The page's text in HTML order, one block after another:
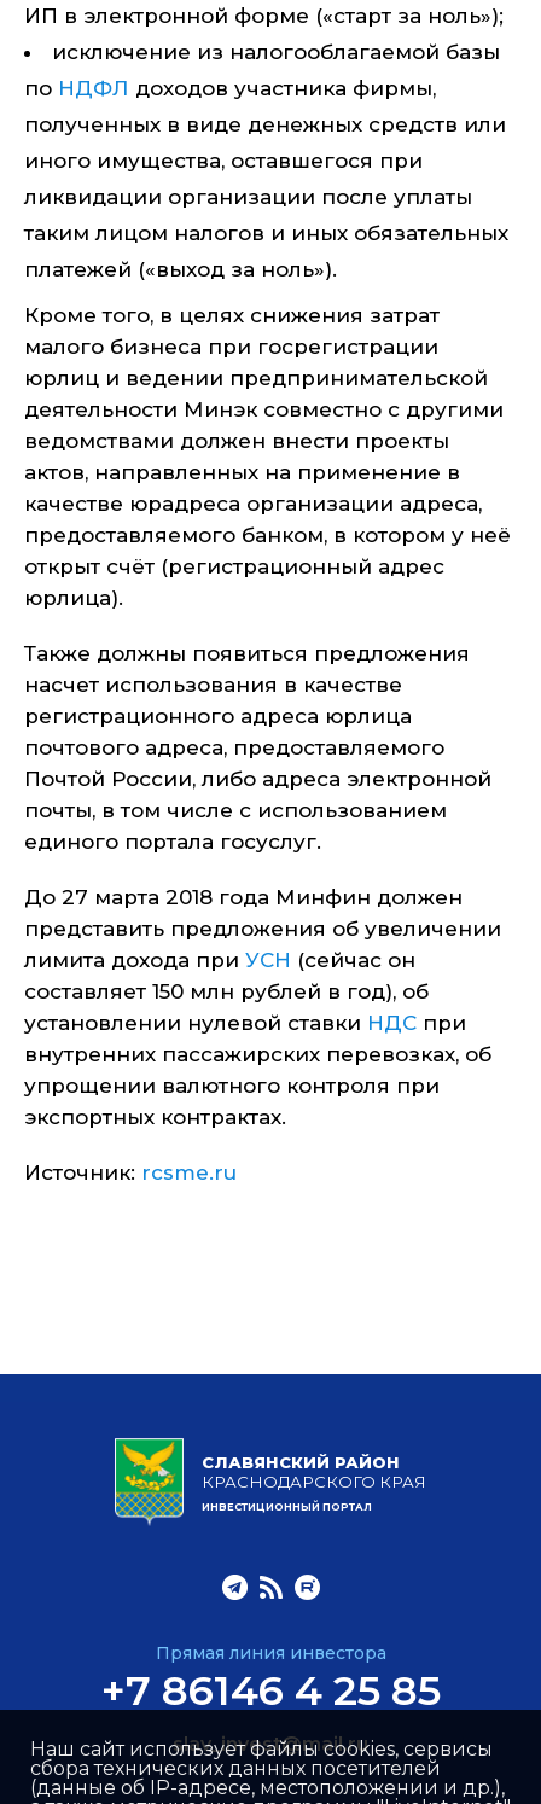
ИП в электронной форме («старт за ноль»);
исключение из налогооблагаемой базы
по НДФЛ доходов участника фирмы,
полученных в виде денежных средств или
иного имущества, оставшегося при
ликвидации организации после уплаты
таким лицом налогов и иных обязательных
платежей («выход за ноль»).
Кроме того, в целях снижения затрат
малого бизнеса при госрегистрации
юрлиц и ведении предпринимательской
деятельности Минэк совместно с другими
ведомствами должен внести проекты
актов, направленных на применение в
качестве юрадреса организации адреса,
предоставляемого банком, в котором у неё
открыт счёт (регистрационный адрес
юрлица).
Также должны появиться предложения
насчет использования в качестве
регистрационного адреса юрлица
почтового адреса, предоставляемого
Почтой России, либо адреса электронной
почты, в том числе с использованием
единого портала госуслуг.
До 27 марта 2018 года Минфин должен
представить предложения об увеличении
лимита дохода при УСН (сейчас он
составляет 150 млн рублей в год), об
установлении нулевой ставки НДС при
внутренних пассажирских перевозках, об
упрощении валютного контроля при
экспортных контрактах.
Источник: rcsme.ru
СЛАВЯНСКИЙ РАЙОН
КРАСНОДАРСКОГО КРАЯ
ИНВЕСТИЦИОННЫЙ ПОРТАЛ
Прямая линия инвестора
+7 86146 4 25 85
slav_invest@mail.ru
Наш сайт использует файлы cookies, сервисы
сбора технических данных посетителей
(данные об IP-адресе, местоположении и др.),